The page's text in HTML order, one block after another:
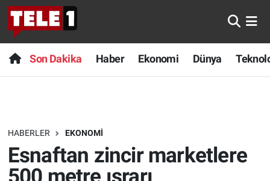
Son Dakika Haber Ekonomi Dünya
HABERLER EKONOMI
Esnaftan zincir marketlere
Anında Manşet
Başka Sohbetler
Bilim turu
Bilim ve Teknoloji Evreni
Son Dakika
Haber
Dünya
Teknoloji
Nöbetçi Eczaneler
Hava Durumu
Trafik Durumu
Süper Lig Puan Durumu ve Fikstür